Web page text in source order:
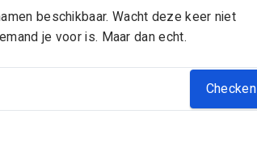
beschikbaar. Wacht deze keer niet
je voor is. Maar dan echt.
Checken